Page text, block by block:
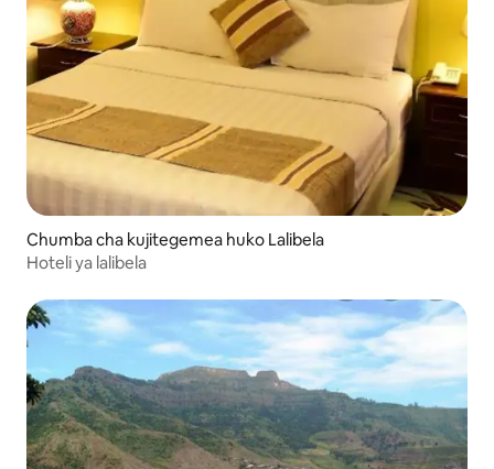
Chumba cha kujitegemea huko Lalibela
Hoteli ya lalibela